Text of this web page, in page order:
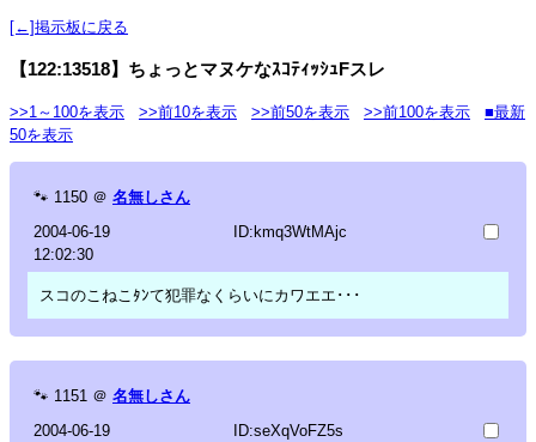
[←]掲示板に戻る
【122:13518】ちょっとマヌケなｽｺﾃｨｯｼｭFスレ
>>1～100を表示 >>前10を表示 >>前50を表示 >>前100を表示
■最新
50を表示
🐾 1150 ＠ 名無しさん
2004-06-19
12:02:30
ID:kmq3WtMAjc
スコのこねこﾀﾝて犯罪なくらいにカワエエ･･･
🐾 1151 ＠ 名無しさん
2004-06-19
ID:seXqVoFZ5s